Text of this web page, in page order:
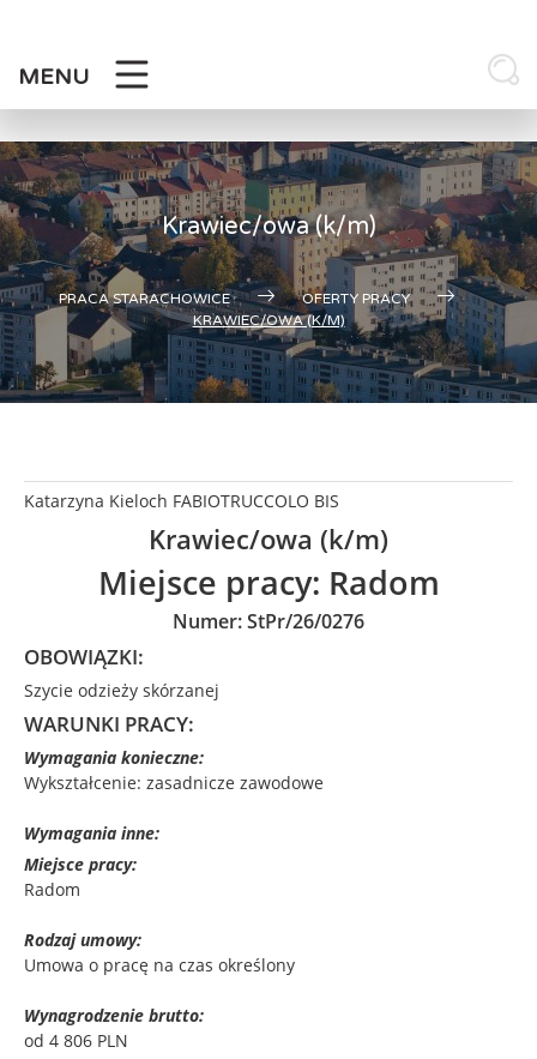
MENU
Krawiec/owa (k/m)
PRACA STARACHOWICE
OFERTY PRACY
KRAWIEC/OWA (K/M)
Katarzyna Kieloch FABIOTRUCCOLO BIS
Krawiec/owa (k/m)
Miejsce pracy: Radom
Numer: StPr/26/0276
OBOWIĄZKI:
Szycie odzieży skórzanej
WARUNKI PRACY:
Wymagania konieczne:
Wykształcenie: zasadnicze zawodowe
Wymagania inne:
Miejsce pracy:
Radom
Rodzaj umowy:
Umowa o pracę na czas określony
Wynagrodzenie brutto:
od 4 806 PLN